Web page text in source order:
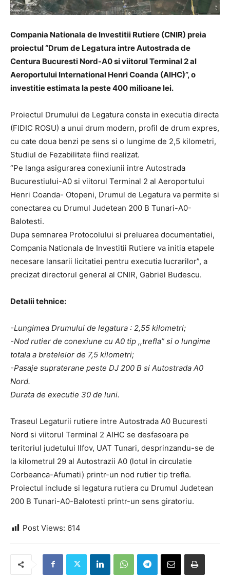
Compania Nationala de Investitii Rutiere (CNIR) preia
proiectul “Drum de Legatura intre Autostrada de
Centura Bucuresti Nord-A0 si viitorul Terminal 2 al
Aeroportului International Henri Coanda (AIHC)”, o
investitie estimata la peste 400 milioane lei.
Proiectul Drumului de Legatura consta in executia directa
(FIDIC ROSU) a unui drum modern, profil de drum expres,
cu cate doua benzi pe sens si o lungime de 2,5 kilometri,
Studiul de Fezabilitate fiind realizat.
“Pe langa asigurarea conexiunii intre Autostrada
Bucurestiului-A0 si viitorul Terminal 2 al Aeroportului
Henri Coanda- Otopeni, Drumul de Legatura va permite si
conectarea cu Drumul Judetean 200 B Tunari-A0-
Balotesti.
Dupa semnarea Protocolului si preluarea documentatiei,
Compania Nationala de Investitii Rutiere va initia etapele
necesare lansarii licitatiei pentru executia lucrarilor”, a
precizat directorul general al CNIR, Gabriel Budescu.
Detalii tehnice:
-Lungimea Drumului de legatura : 2,55 kilometri;
-Nod rutier de conexiune cu A0 tip ,,trefla” si o lungime
totala a bretelelor de 7,5 kilometri;
-Pasaje supraterane peste DJ 200 B si Autostrada A0
Nord.
Durata de executie 30 de luni.
Traseul Legaturii rutiere intre Autostrada A0 Bucuresti
Nord si viitorul Terminal 2 AIHC se desfasoara pe
teritoriul judetului Ilfov, UAT Tunari, desprinzandu-se de
la kilometrul 29 al Autostrazii A0 (lotul in circulatie
Corbeanca-Afumati) printr-un nod rutier tip trefla.
Proiectul include si legatura rutiera cu Drumul Judetean
200 B Tunari-A0-Balotesti printr-un sens giratoriu.
Post Views: 614